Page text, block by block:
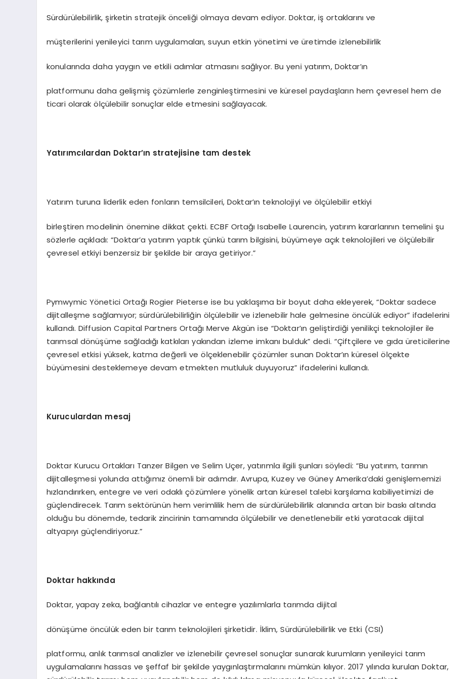
Sürdürülebilirlik, şirketin stratejik önceliği olmaya devam ediyor. Doktar, iş ortaklarını ve
müşterilerini yenileyici tarım uygulamaları, suyun etkin yönetimi ve üretimde izlenebilirlik
konularında daha yaygın ve etkili adımlar atmasını sağlıyor. Bu yeni yatırım, Doktar’ın
platformunu daha gelişmiş çözümlerle zenginleştirmesini ve küresel paydaşların hem çevresel hem de
ticari olarak ölçülebilir sonuçlar elde etmesini sağlayacak.
Yatırımcılardan Doktar’ın stratejisine tam destek
Yatırım turuna liderlik eden fonların temsilcileri, Doktar’ın teknolojiyi ve ölçülebilir etkiyi
birleştiren modelinin önemine dikkat çekti. ECBF Ortağı Isabelle Laurencin, yatırım kararlarının temelini şu
sözlerle açıkladı: “Doktar’a yatırım yaptık çünkü tarım bilgisini, büyümeye açık teknolojileri ve ölçülebilir
çevresel etkiyi benzersiz bir şekilde bir araya getiriyor.”
Pymwymic Yönetici Ortağı Rogier Pieterse ise bu yaklaşıma bir boyut daha ekleyerek, “Doktar sadece
dijitalleşme sağlamıyor; sürdürülebilirliğin ölçülebilir ve izlenebilir hale gelmesine öncülük ediyor” ifadelerini
kullandı. Diffusion Capital Partners Ortağı Merve Akgün ise “Doktar’ın geliştirdiği yenilikçi teknolojiler ile
tarımsal dönüşüme sağladığı katkıları yakından izleme imkanı bulduk” dedi. “Çiftçilere ve gıda üreticilerine
çevresel etkisi yüksek, katma değerli ve ölçeklenebilir çözümler sunan Doktar’ın küresel ölçekte
büyümesini desteklemeye devam etmekten mutluluk duyuyoruz” ifadelerini kullandı.
Kuruculardan mesaj
Doktar Kurucu Ortakları Tanzer Bilgen ve Selim Uçer, yatırımla ilgili şunları söyledi: “Bu yatırım, tarımın
dijitalleşmesi yolunda attığımız önemli bir adımdır. Avrupa, Kuzey ve Güney Amerika’daki genişlememizi
hızlandırırken, entegre ve veri odaklı çözümlere yönelik artan küresel talebi karşılama kabiliyetimizi de
güçlendirecek. Tarım sektörünün hem verimlilik hem de sürdürülebilirlik alanında artan bir baskı altında
olduğu bu dönemde, tedarik zincirinin tamamında ölçülebilir ve denetlenebilir etki yaratacak dijital
altyapıyı güçlendiriyoruz.”
Doktar hakkında
Doktar, yapay zeka, bağlantılı cihazlar ve entegre yazılımlarla tarımda dijital
dönüşüme öncülük eden bir tarım teknolojileri şirketidir. İklim, Sürdürülebilirlik ve Etki (CSI)
platformu, anlık tarımsal analizler ve izlenebilir çevresel sonuçlar sunarak kurumların yenileyici tarım
uygulamalarını hassas ve şeffaf bir şekilde yaygınlaştırmalarını mümkün kılıyor. 2017 yılında kurulan Doktar,